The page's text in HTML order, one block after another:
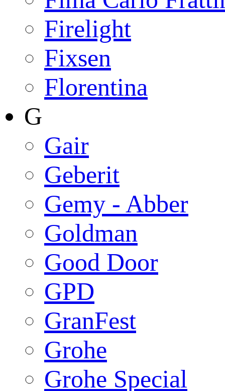
Firelight
Fixsen
Florentina
G
Gair
Geberit
Gemy - Abber
Goldman
Good Door
GPD
GranFest
Grohe
Grohe Special